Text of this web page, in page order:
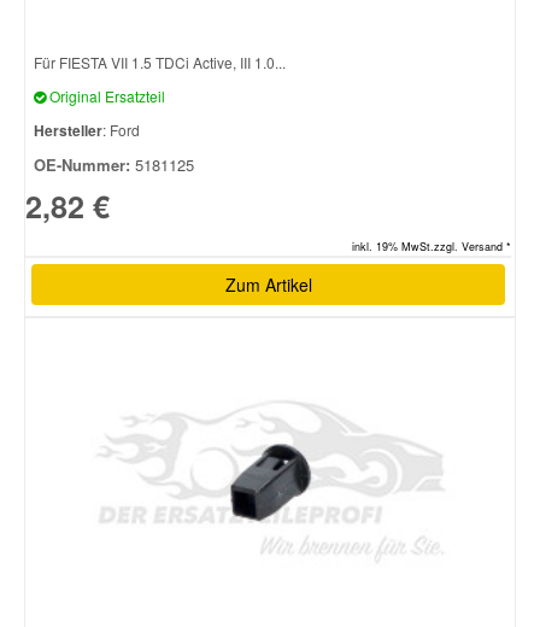
Für FIESTA VII 1.5 TDCi Active, III 1.0...
Original Ersatzteil
Hersteller: Ford
OE-Nummer: 5181125
2,82 €
inkl. 19% MwSt.zzgl. Versand *
Zum Artikel